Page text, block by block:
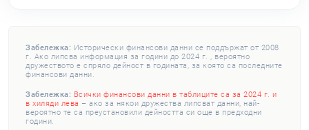
Забележка: Исторически финансови данни се поддържат от 2008
г. Ако липсва информация за години до 2024 г. , вероятно
дружеството е спряло дейност в годината, за която са последните
финансови данни.
Забележка: Всички финансови данни в таблиците са за 2024 г. и
в хиляди лева – ако за някои дружества липсват данни, най-
вероятно те са преустановили дейността си още в предходни
години.